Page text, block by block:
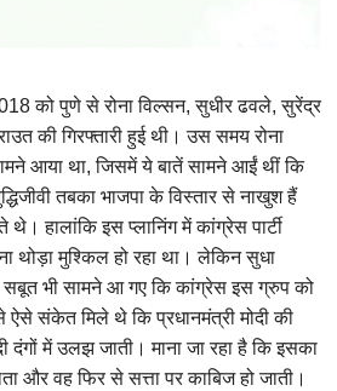
को पुणे से रोना विल्सन, सुधीर ढवले, सुरेंद्र
की गिरफ्तारी हुई थी। उस समय रोना
आया था, जिसमें ये बातें सामने आईं थीं कि
तबका भाजपा के विस्तार से नाखुश हैं
हालांकि इस प्लानिंग में कांग्रेस पार्टी
थोड़ा मुश्किल हो रहा था। लेकिन सुधा
सबूत भी सामने आ गए कि कांग्रेस इस ग्रुप को
ऐसे संकेत मिले थे कि प्रधानमंत्री मोदी की
दंगों में उलझ जाती। माना जा रहा है कि इसका
और वह फिर से सत्ता पर काबिज हो जाती।